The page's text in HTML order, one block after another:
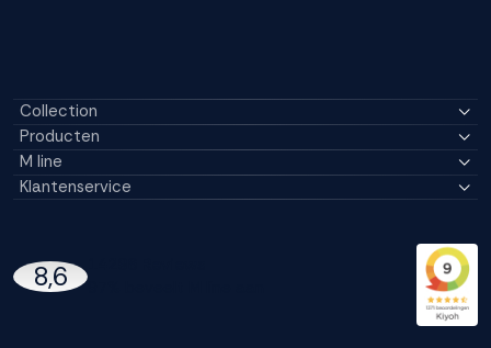
Collection
Producten
M line
Klantenservice
8,6